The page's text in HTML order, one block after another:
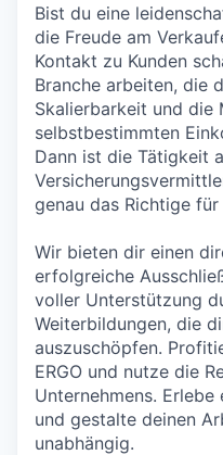
Bist du eine
die Freude am
Kontakt zu Kunden
Branche arbeiten, die
Skalierbarkeit und die
selbstbestimmten
Dann ist die Tätigkeit
genau das Richtige für
Wir bieten dir einen
erfolgreiche
voller Unterstützung
Weiterbildungen, die
auszuschöpfen.
ERGO und nutze die
Unternehmens.
und gestalte deinen
unabhängig.